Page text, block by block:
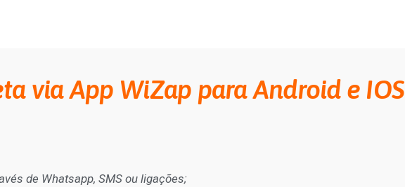
via App WiZap para Android e IOS
de Whatsapp, SMS ou ligações;